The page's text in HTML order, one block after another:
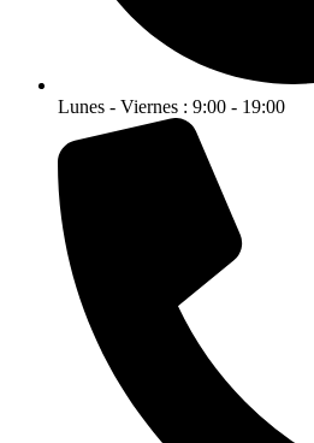
Lunes - Viernes : 9:00 - 19:00